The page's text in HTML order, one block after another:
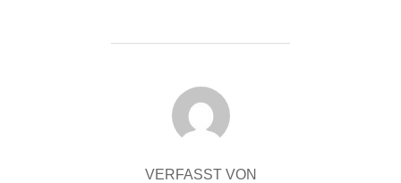
BEITRAGSAUTOR
VERFASST VON